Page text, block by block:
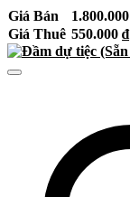
Giá Bán 1.800.000
Giá Thuê 550.000 ₫